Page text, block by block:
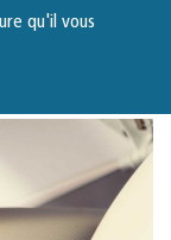
qu'il vous